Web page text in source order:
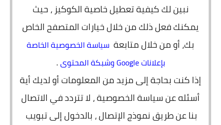
نبين لك كيفية تعطيل خاصية الكوكيز ، حيث
يمكنك فعل ذلك من خلال خيارات المتصفح الخاص
بك، أو من خلال متابعة سياسة الخصوصية الخاصة
بإعلانات Google وشبكة المحتوى
.
إذا كنت بحاجة إلى مزيد من المعلومات أو لديك أية
أسئله عن سياسة الخصوصية ، لا تتردد في الاتصال
بنا عن طريق نموذج الإتصال ، بالدخول إلى تبويب